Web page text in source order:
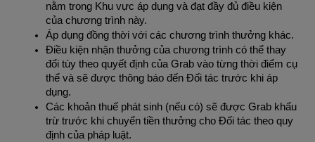
nằm trong Khu vực áp dụng và đạt đầy đủ điều kiện
của chương trình này.
Áp dụng đồng thời với các chương trình thưởng khác.
Điều kiện nhận thưởng của chương trình có thể thay
đổi tùy theo quyết định của Grab vào từng thời điểm cụ
thể và sẽ được thông báo đến Đối tác trước khi áp
dụng.
Các khoản thuế phát sinh (nếu có) sẽ được Grab khấu
trừ trước khi chuyển tiền thưởng cho Đối tác theo quy
định của pháp luật.